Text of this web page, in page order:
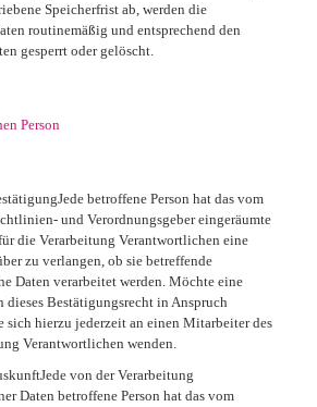
Speicherfrist ab, werden die
routinemäßig und entsprechend den
gesperrt oder gelöscht.
Person
betroffene Person hat das vom
und Verordnungsgeber eingeräumte
die Verarbeitung Verantwortlichen eine
zu verlangen, ob sie betreffende
Daten verarbeitet werden. Möchte eine
dieses Bestätigungsrecht in Anspruch
sich hierzu jederzeit an einen Mitarbeiter des
Verantwortlichen wenden.
von der Verarbeitung
Daten betroffene Person hat das vom